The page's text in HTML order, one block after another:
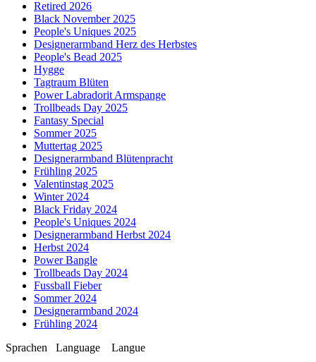
Retired 2026
Black November 2025
People's Uniques 2025
Designerarmband Herz des Herbstes
People's Bead 2025
Hygge
Tagtraum Blüten
Power Labradorit Armspange
Trollbeads Day 2025
Fantasy Special
Sommer 2025
Muttertag 2025
Designerarmband Blütenpracht
Frühling 2025
Valentinstag 2025
Winter 2024
Black Friday 2024
People's Uniques 2024
Designerarmband Herbst 2024
Herbst 2024
Power Bangle
Trollbeads Day 2024
Fussball Fieber
Sommer 2024
Designerarmband 2024
Frühling 2024
Sprachen
Language Langue